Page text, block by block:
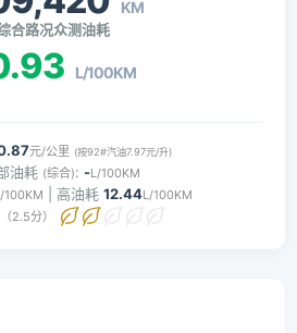
KM
合路况众测油耗
L/100KM
元/公里 (按92#汽油7.97元/升)
油耗 (综合): -L/100KM
100KM | 高油耗 12.44L/100KM
（2.5分）